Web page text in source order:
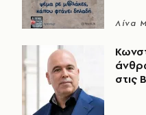
Λίνα
στις